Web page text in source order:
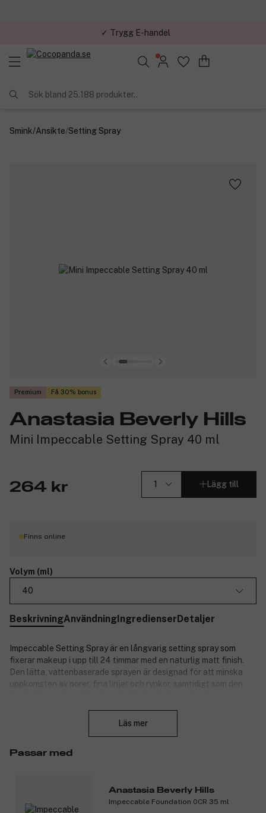
✓ Trygg E-handel
Sök bland 25.188 produkter..
Smink/Ansikte/Setting Spray
Premium Få 30% bonus
Anastasia Beverly Hills
Mini Impeccable Setting Spray 40 ml
264 kr Lägg till
Finns online
Volym (ml)
40
BeskrivningAnvändningIngredienserDetaljer
Impeccable Setting Spray är en långvarig setting spray som
fixerar makeup i upp till 24 timmar med en naturlig matt finish.
Den lätta, vattenbaserade sprayen är designad för att minska
uppkomsten av porer, fina linjer och rynkor, samtidigt som den
applicering, medan den uppfriskande doften av yuzu och
Perfekt för alla hudtyper, speciellt fet hud. Impeccable Setting
Därför kommer du att älska den:
Läs mer
Passar med
Anastasia Beverly Hills
Impeccable Foundation 0CR 35 ml